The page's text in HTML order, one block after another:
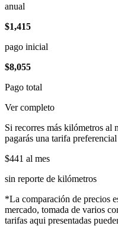
anual
$1,415
pago inicial
$8,055
Pago total
Ver completo
Si recorres más kilómetros al
pagarás una tarifa
$441 al mes
sin reporte de kilómetros
*La comparación de precios
mercado, tomada de varios
tarifas aqui presentadas